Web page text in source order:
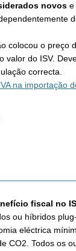
novose
colocou o preço
valor do ISV.
correcta.
na importação
fiscal no
ou híbridos
eléctrica
CO2. Todos os